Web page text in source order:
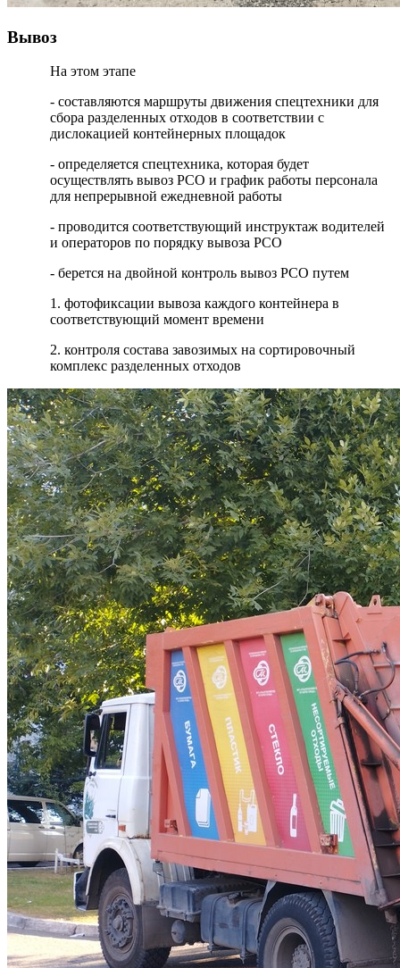
Вывоз
На этом этапе
- составляются маршруты движения спецтехники для
сбора разделенных отходов в соответствии с
дислокацией контейнерных площадок
- определяется спецтехника, которая будет
осуществлять вывоз РСО и график работы персонала
для непрерывной ежедневной работы
- проводится соответствующий инструктаж водителей
и операторов по порядку вывоза РСО
- берется на двойной контроль вывоз РСО путем
1. фотофиксации вывоза каждого контейнера в
соответствующий момент времени
2. контроля состава завозимых на сортировочный
комплекс разделенных отходов